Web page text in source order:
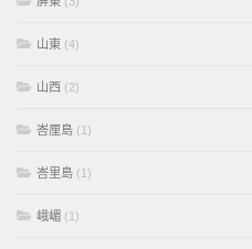
山東 (4)
山西 (2)
峇厘島 (1)
峇里島 (1)
峨嵋 (1)